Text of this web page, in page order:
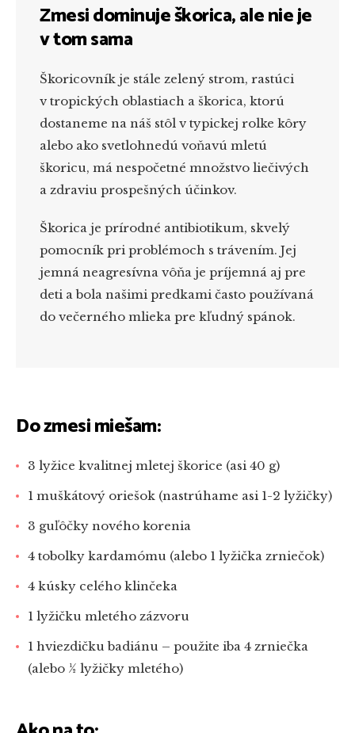
Zmesi dominuje škorica, ale nie je
v tom sama
Škoricovník je stále zelený strom, rastúci
v tropických oblastiach a škorica, ktorú
dostaneme na náš stôl v typickej rolke kôry
alebo ako svetlohnedú voňavú mletú
škoricu, má nespočetné množstvo liečivých
a zdraviu prospešných účinkov.
Škorica je prírodné antibiotikum, skvelý
pomocník pri problémoch s trávením. Jej
jemná neagresívna vôňa je príjemná aj pre
deti a bola našimi predkami často používaná
do večerného mlieka pre kľudný spánok.
Do zmesi miešam:
3 lyžice kvalitnej mletej škorice (asi 40 g)
1 muškátový oriešok (nastrúhame asi 1-2 lyžičky)
3 guľôčky nového korenia
4 tobolky kardamómu (alebo 1 lyžička zrniečok)
4 kúsky celého klinčeka
1 lyžičku mletého zázvoru
1 hviezdičku badiánu – použite iba 4 zrniečka
(alebo ½ lyžičky mletého)